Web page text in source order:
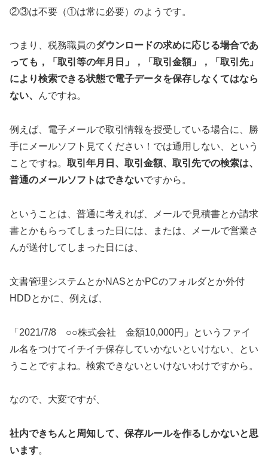
②③は不要（①は常に必要）のようです。
つまり、税務職員のダウンロードの求めに応じる場合であ
っても，「取引等の年月日」，「取引金額」，「取引先」
により検索できる状態で電子データを保存しなくてはなら
ない、
んですね。
例えば、電子メールで取引情報を授受している場合に、勝
手にメールソフト見てください！では通用しない、という
ことですね。 取引年月日、取引金額、取引先での検索は、
普通のメールソフトはできないですから。
ということは、普通に考えれば、メールで見積書とか請求
書とかもらってしまった日には、または、メールで営業さ
んが送付してしまった日には、
文書管理システムとかNASとかPCのフォルダとか外付
HDDとかに、例えば、
「2021/7/8 ○○株式会社 金額10,000円」というファイ
ル名をつけてイチイチ保存していかないといけない、とい
うことですよね。検索できないといけないわけですから。
なので、大変ですが、
社内できちんと周知して、保存ルールを作るしかないと思
います。